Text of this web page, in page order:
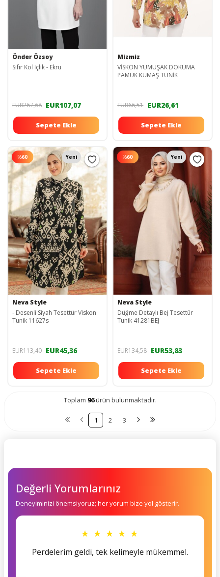
Önder Özsoy
Sıfır Kol Içlik - Ekru
EUR267,68 EUR107,07
Sepete Ekle
Mizmiz
VİSKON YUMUŞAK DOKUMA
PAMUK KUMAŞ TUNİK
EUR66,51 EUR26,61
Sepete Ekle
%60 Yeni
Neva Style
- Desenli Siyah Tesettür Viskon
Tunik 11627s
EUR113,40 EUR45,36
Sepete Ekle
%60 Yeni
Neva Style
Düğme Detaylı Bej Tesettür
Tunik 41281BEJ
EUR134,58 EUR53,83
Sepete Ekle
Toplam 96ürün bulunmaktadır.
1 2 3
Değerli Yorumlarınız
Deneyiminizi önemsiyoruz; her yorum bize yol gösterir.
★ ★ ★ ★ ★
Perdelerim geldi, tek kelimeyle mükemmel.